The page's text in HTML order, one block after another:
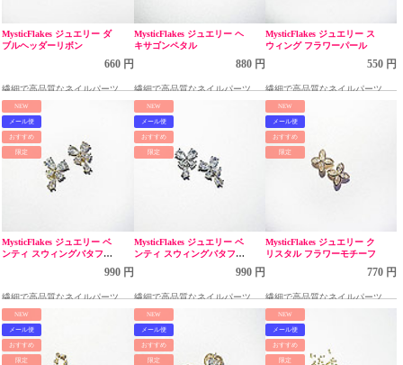
MysticFlakes ジュエリー ダ
ブルヘッダーリボン
660 円
繊細で高品質なネイルパーツ
MysticFlakes ジュエリー ヘ
キサゴンペタル
880 円
繊細で高品質なネイルパーツ
MysticFlakes ジュエリー ス
ウィング フラワーパール
550 円
繊細で高品質なネイルパーツ
NEW
メール便
おすすめ
限定
MysticFlakes ジュエリー ベ
ンティ スウィングバタフラ
990 円
繊細で高品質なネイルパーツ
NEW
メール便
おすすめ
限定
MysticFlakes ジュエリー ベ
ンティ スウィングバタフラ
990 円
繊細で高品質なネイルパーツ
NEW
メール便
おすすめ
限定
MysticFlakes ジュエリー ク
リスタル フラワーモチーフ
770 円
繊細で高品質なネイルパーツ
NEW
メール便
おすすめ
限定
NEW
メール便
おすすめ
限定
NEW
メール便
おすすめ
限定